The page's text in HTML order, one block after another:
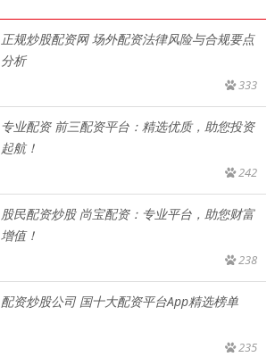
正规炒股配资网 场外配资法律风险与合规要点
分析
333
专业配资 前三配资平台：精选优质，助您投资
起航！
242
股民配资炒股 尚宝配资：专业平台，助您财富
增值！
238
配资炒股公司 国十大配资平台App精选榜单
235